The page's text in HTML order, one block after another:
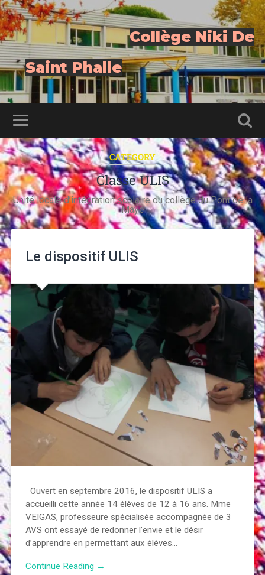
Collège Niki De
Saint Phalle
CATEGORY
Classe ULIS
Unité locale d’intégration scolaire du collège du Pont de la
Maye
Le dispositif ULIS
Ouvert en septembre 2016, le dispositif ULIS a
accueilli cette année 14 élèves de 12 à 16 ans. Mme
VEIGAS, professeure spécialisée accompagnée de 3
AVS ont essayé de redonner l’envie et le désir
d’apprendre en permettant aux élèves…
Continue Reading →